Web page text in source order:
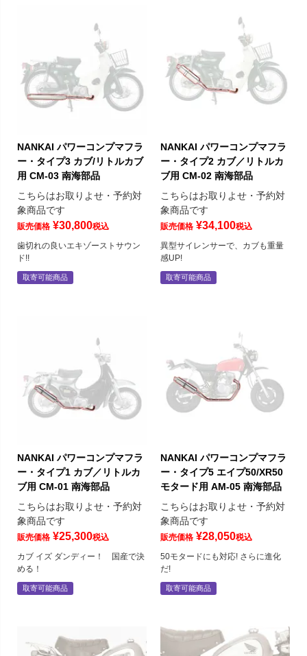
NANKAI パワーコンプマフラ
ー・タイプ3 カブ/リトルカブ
用 CM-03 南海部品
こちらはお取りよせ・予約対
象商品です
販売価格 ¥30,800税込
歯切れの良いエキゾーストサウン
ド!!
取寄可能商品
NANKAI パワーコンプマフラ
ー・タイプ2 カブ／リトルカ
ブ用 CM-02 南海部品
こちらはお取りよせ・予約対
象商品です
販売価格 ¥34,100税込
異型サイレンサーで、カブも重量
感UP!
取寄可能商品
NANKAI パワーコンプマフラ
ー・タイプ1 カブ／リトルカ
ブ用 CM-01 南海部品
こちらはお取りよせ・予約対
象商品です
販売価格 ¥25,300税込
カブ イズ ダンディー！ 国産で決
める！
取寄可能商品
NANKAI パワーコンプマフラ
ー・タイプ5 エイプ50/XR50
モタード用 AM-05 南海部品
こちらはお取りよせ・予約対
象商品です
販売価格 ¥28,050税込
50モタードにも対応! さらに進化
だ!
取寄可能商品